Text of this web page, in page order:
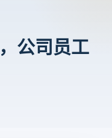
公司员工